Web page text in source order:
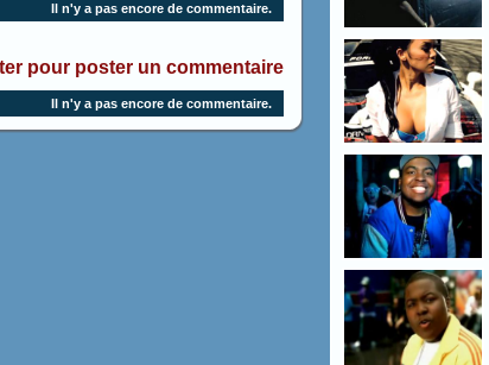
Il n'y a pas encore de commentaire.
pour poster un commentaire
Il n'y a pas encore de commentaire.